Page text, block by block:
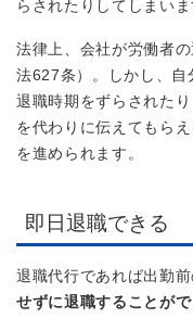
らされたりしてしまいま
法律上、会社が労働者
法627条）。しかし、自
退職時期をずらされた
を代わりに伝えてもら
を進められます。
即日退職できる
退職代行であれば出勤前
せずに退職することがで